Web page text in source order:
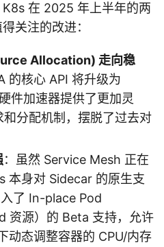
在 2025 年上半年的两
关注的改进：
Allocation) 走向稳
的核心 API 将升级为
件加速器提供了更加灵
分配机制，摆脱了过去对
：虽然 Service Mesh 正在
本身对 Sidecar 的原生支
了 In-place Pod
资源）的 Beta 支持，允许
动态调整容器的 CPU/内存